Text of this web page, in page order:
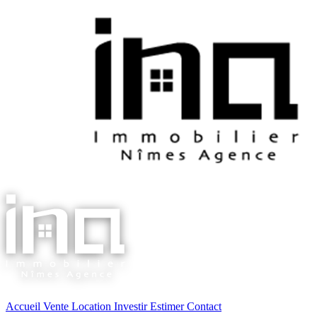
Accueil Vente Location InvestirEstimerContact